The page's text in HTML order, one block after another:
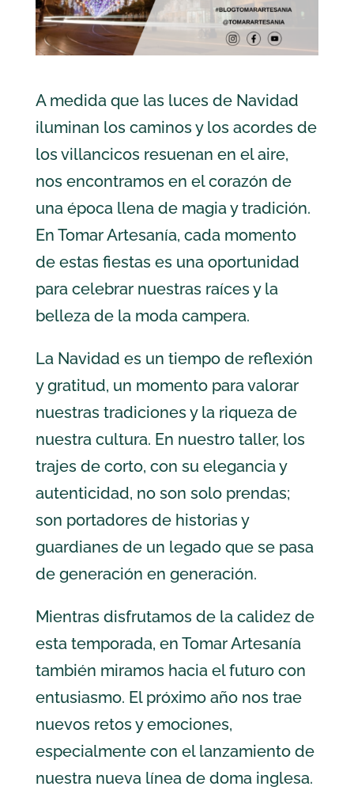
A medida que las luces de Navidad
iluminan los caminos y los acordes de
los villancicos resuenan en el aire,
nos encontramos en el corazón de
una época llena de magia y tradición.
En Tomar Artesanía, cada momento
de estas fiestas es una oportunidad
para celebrar nuestras raíces y la
belleza de la moda campera.
La Navidad es un tiempo de reflexión
y gratitud, un momento para valorar
nuestras tradiciones y la riqueza de
nuestra cultura. En nuestro taller, los
trajes de corto, con su elegancia y
autenticidad, no son solo prendas;
son portadores de historias y
guardianes de un legado que se pasa
de generación en generación.
Mientras disfrutamos de la calidez de
esta temporada, en Tomar Artesanía
también miramos hacia el futuro con
entusiasmo. El próximo año nos trae
nuevos retos y emociones,
especialmente con el lanzamiento de
nuestra nueva línea de doma inglesa.